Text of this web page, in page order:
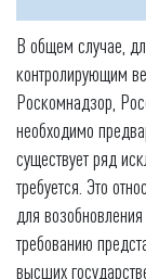
В общем случае,
контролирующим
Роскомнадзор,
необходимо
существует ряд
требуется. Это
для
требованию
высших